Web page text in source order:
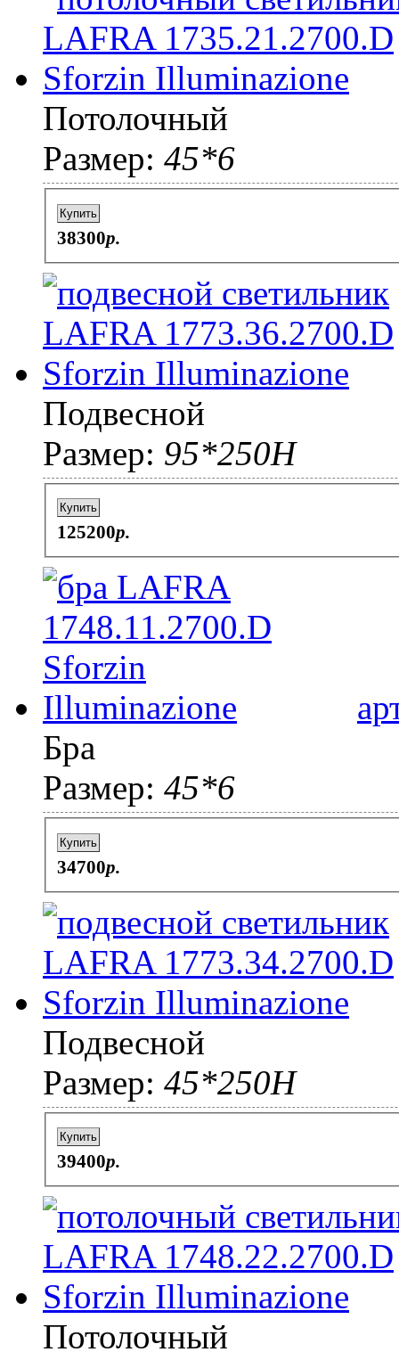
Потолочный
Размер: 45*6
Купить
38300p.
Подвесной
Размер: 95*250H
Купить
125200p.
Бра
Размер: 45*6
Купить
34700p.
Подвесной
Размер: 45*250H
Купить
39400p.
Потолочный